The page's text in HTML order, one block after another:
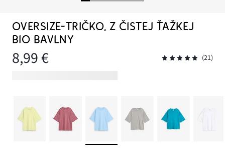
OVERSIZE-TRIČKO, Z ČISTEJ ŤAŽKEJ
BIO BAVLNY
8,99 € (21)